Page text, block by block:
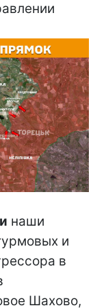
наши
и
в
Шахово,